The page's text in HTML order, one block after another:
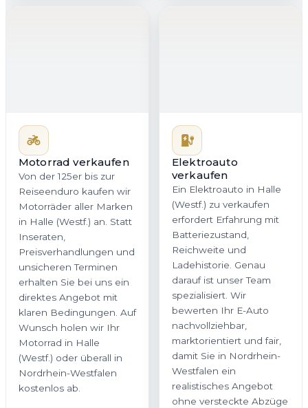
Motorrad verkaufen
Von der 125er bis zur
Reiseenduro kaufen wir
Motorräder aller Marken
in Halle (Westf.) an. Statt
Inseraten,
Preisverhandlungen und
unsicheren Terminen
erhalten Sie bei uns ein
direktes Angebot mit
klaren Bedingungen. Auf
Wunsch holen wir Ihr
Motorrad in Halle
(Westf.) oder überall in
Nordrhein-Westfalen
kostenlos ab.
Elektroauto
verkaufen
Ein Elektroauto in Halle
(Westf.) zu verkaufen
erfordert Erfahrung mit
Batteriezustand,
Reichweite und
Ladehistorie. Genau
darauf ist unser Team
spezialisiert. Wir
bewerten Ihr E-Auto
nachvollziehbar,
marktorientiert und fair,
damit Sie in Nordrhein-
Westfalen ein
realistisches Angebot
ohne versteckte Abzüge